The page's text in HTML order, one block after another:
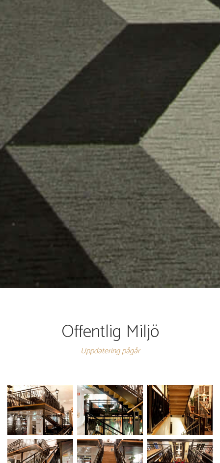
Offentlig Miljö
Uppdatering pågår